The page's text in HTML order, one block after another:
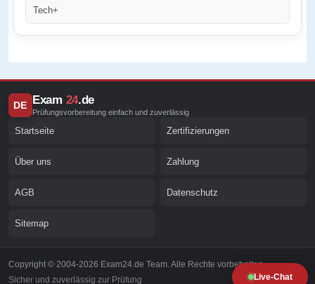
Live-Chat
Tech+
DE Exam 24.de
Prüfungsvorbereitung einfach und zuverlässig
Startseite Zertifizierungen
Über uns Zahlung
AGB Datenschutz
Sitemap
Copyright © 2004-2026 Exam24.de Team. Alle Rechte vorbehalten.
Sicher und zuverlässig zur Prüfung